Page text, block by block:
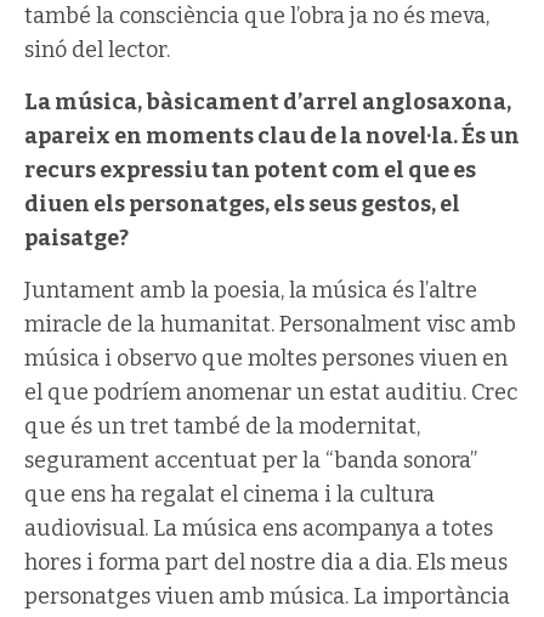
també la consciència que l’obra ja no és meva,
sinó del lector.
La música, bàsicament d’arrel anglosaxona,
apareix en moments clau de la novel·la. És un
recurs expressiu tan potent com el que es
diuen els personatges, els seus gestos, el
paisatge?
Juntament amb la poesia, la música és l’altre
miracle de la humanitat. Personalment visc amb
música i observo que moltes persones viuen en
el que podríem anomenar un estat auditiu. Crec
que és un tret també de la modernitat,
segurament accentuat per la “banda sonora”
que ens ha regalat el cinema i la cultura
audiovisual. La música ens acompanya a totes
hores i forma part del nostre dia a dia. Els meus
personatges viuen amb música. La importància